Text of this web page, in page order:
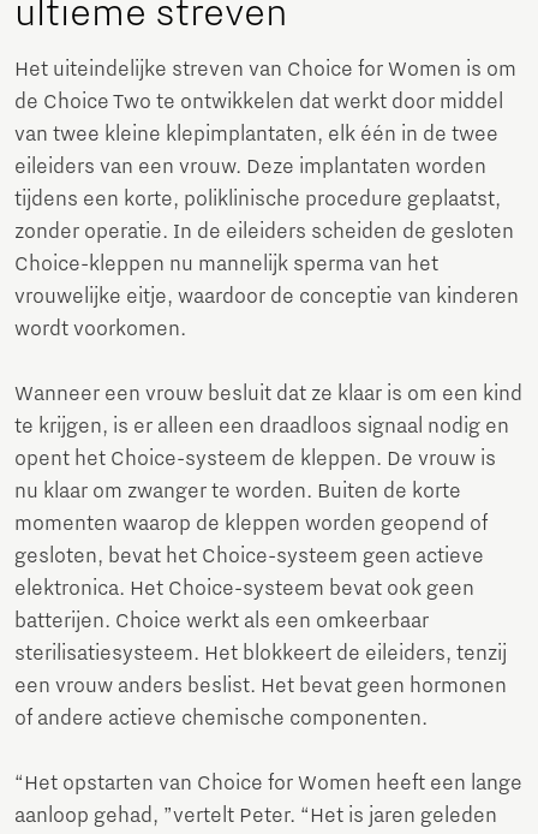
ultieme streven
Het uiteindelijke streven van Choice for Women is om
de Choice Two te ontwikkelen dat werkt door middel
van twee kleine klepimplantaten, elk één in de twee
eileiders van een vrouw. Deze implantaten worden
tijdens een korte, poliklinische procedure geplaatst,
zonder operatie. In de eileiders scheiden de gesloten
Choice-kleppen nu mannelijk sperma van het
vrouwelijke eitje, waardoor de conceptie van kinderen
wordt voorkomen.
Wanneer een vrouw besluit dat ze klaar is om een ​​kind
te krijgen, is er alleen een draadloos signaal nodig en
opent het Choice-systeem de kleppen. De vrouw is
nu klaar om zwanger te worden. Buiten de korte
momenten waarop de kleppen worden geopend of
gesloten, bevat het Choice-systeem geen actieve
elektronica. Het Choice-systeem bevat ook geen
batterijen. Choice werkt als een omkeerbaar
sterilisatiesysteem. Het blokkeert de eileiders, tenzij
een vrouw anders beslist. Het bevat geen hormonen
of andere actieve chemische componenten.
“Het opstarten van Choice for Women heeft een lange
aanloop gehad, ”vertelt Peter. “Het is jaren geleden